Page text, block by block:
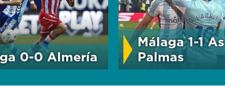
0-0 Almería
Málaga 1-1 As
Palmas